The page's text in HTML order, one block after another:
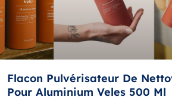
Flacon Pulvérisateur De
Pour Aluminium Veles 500 Ml